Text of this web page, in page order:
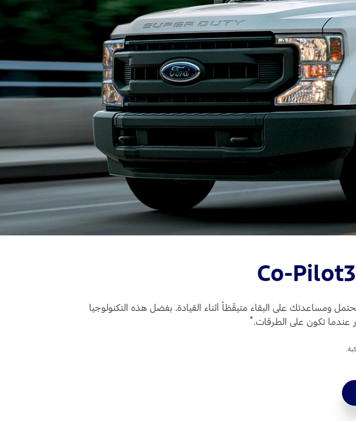
Co-
ومساعدتك على البقاء متيقّظاً أثناء القيادة. بفضل هذه التكنولوجيا
عندما تكون على الطرقات.*